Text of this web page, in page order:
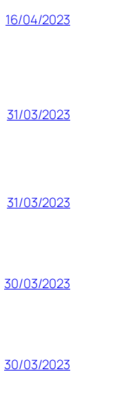
16/04/2023
31/03/2023
31/03/2023
30/03/2023
30/03/2023